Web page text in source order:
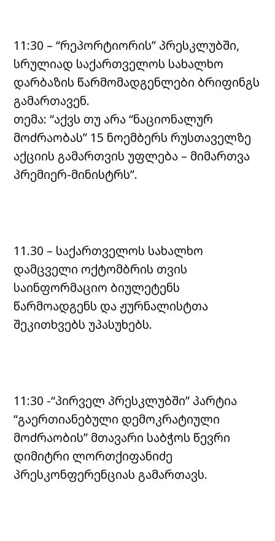
11:30 – “რეპორტიორის” პრესკლუბში,
სრულიად საქართველოს სახალხო
დარბაზის წარმომადგენლები ბრიფინგს
გამართავენ.
თემა: “აქვს თუ არა “ნაციონალურ
მოძრაობას” 15 ნოემბერს რუსთაველზე
აქციის გამართვის უფლება – მიმართვა
პრემიერ-მინისტრს”.
11.30 – საქართველოს სახალხო
დამცველი ოქტომბრის თვის
საინფორმაციო ბიულეტენს
წარმოადგენს და ჟურნალისტთა
შეკითხვებს უპასუხებს.
11:30 -“პირველ პრესკლუბში” პარტია
“გაერთიანებული დემოკრატიული
მოძრაობის” მთავარი საბჭოს წევრი
დიმიტრი ლორთქიფანიძე
პრესკონფერენციას გამართავს.